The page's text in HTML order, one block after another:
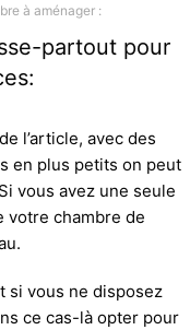
à aménager :
partout pour
l’article, avec des
en plus petits on peut
vous avez une seule
votre chambre de
si vous ne disposez
ce cas-là opter pour